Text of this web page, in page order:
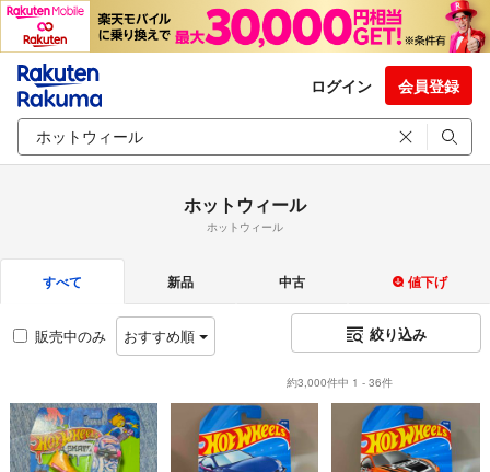
ログイン 会員登録
ホットウィール
ホットウィール
すべて 新品 中古 値下げ
販売中のみ おすすめ順 絞り込み
約3,000件中 1 - 36件